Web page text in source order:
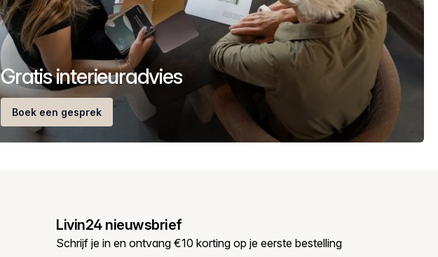
Gratis interieuradvies
Boek een gesprek
Livin24 nieuwsbrief
Schrijf je in en ontvang €10 korting op je eerste bestelling